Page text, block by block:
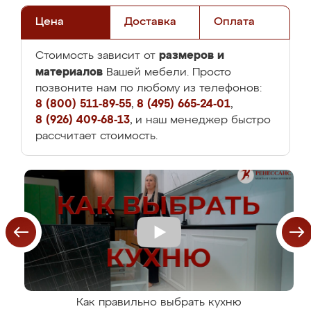
Цена Доставка Оплата
Стоимость зависит от размеров и
материалов Вашей мебели. Просто
позвоните нам по любому из телефонов:
8 (800) 511-89-55, 8 (495) 665-24-01,
8 (926) 409-68-13, и наш менеджер быстро
рассчитает стоимость.
Как правильно выбрать кухню